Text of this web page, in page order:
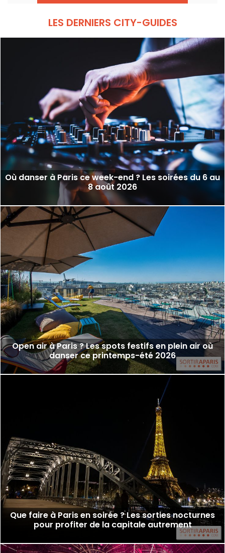
LES DERNIERS CITY-GUIDES
Où danser à Paris ce week-end ? Les soirées du 6 au
8 août 2026
Open air à Paris ? Les spots festifs en plein air où
danser ce printemps-été 2026
Que faire à Paris en soirée ? Les sorties nocturnes
pour profiter de la capitale autrement